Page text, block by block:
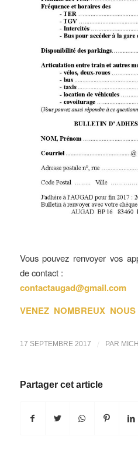
Vous pouvez renvoyer vos
de contact :
contactaugad@gmail.com
VENEZ NOMBREUX
17 SEPTEMBRE 2017 PAR
Partager cet article